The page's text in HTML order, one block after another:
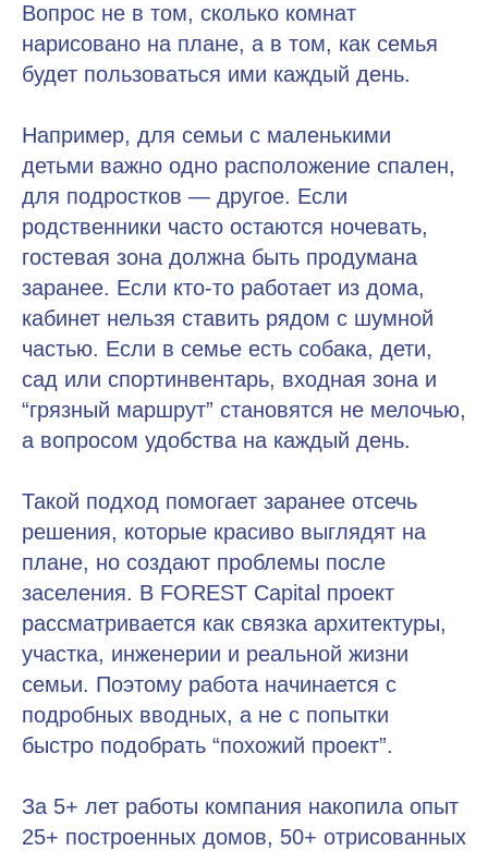
Вопрос не в том, сколько комнат
нарисовано на плане, а в том, как семья
будет пользоваться ими каждый день.
Например, для семьи с маленькими
детьми важно одно расположение спален,
для подростков — другое. Если
родственники часто остаются ночевать,
гостевая зона должна быть продумана
заранее. Если кто-то работает из дома,
кабинет нельзя ставить рядом с шумной
частью. Если в семье есть собака, дети,
сад или спортинвентарь, входная зона и
“грязный маршрут” становятся не мелочью,
а вопросом удобства на каждый день.
Такой подход помогает заранее отсечь
решения, которые красиво выглядят на
плане, но создают проблемы после
заселения. В FOREST Capital проект
рассматривается как связка архитектуры,
участка, инженерии и реальной жизни
семьи. Поэтому работа начинается с
подробных вводных, а не с попытки
быстро подобрать “похожий проект”.
За 5+ лет работы компания накопила опыт
25+ построенных домов, 50+ отрисованных